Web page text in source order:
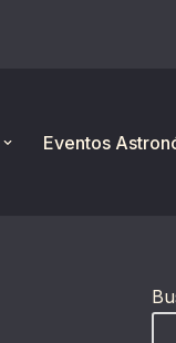
Eventos